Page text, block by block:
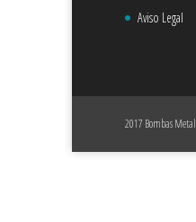
Aviso Legal
2017 Bombas Metal